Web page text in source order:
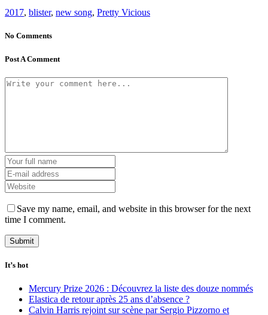
2017, blister, new song, Pretty Vicious
No Comments
Post A Comment
Save my name, email, and website in this browser for the next
time I comment.
It’s hot
Mercury Prize 2026 : Découvrez la liste des douze nommés
Elastica de retour après 25 ans d’absence ?
Calvin Harris rejoint sur scène par Sergio Pizzorno et